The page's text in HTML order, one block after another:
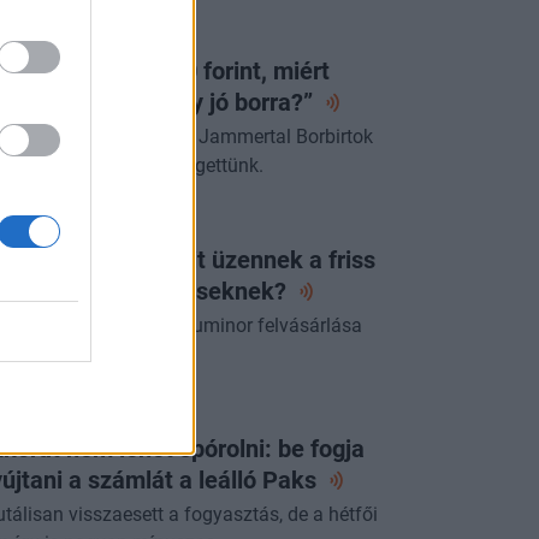
egy lángos 2000 forint, miért
a pénzt egy jó borra?”
Róberttel, a villányi Jammertal Borbirtok
beszélgettünk.
CHECKLIST
az OTP: mit üzennek a friss
részvényeseknek?
az első beszámoló a Luminor felvásárlása
nem lehet spórolni: be fogja
a számlát a leálló Paks
visszaesett a fogyasztás, de a hétfői